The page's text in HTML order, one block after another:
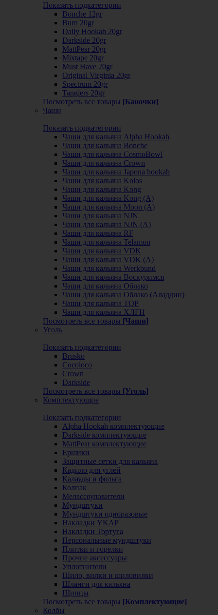
Показать подкатегории
Bonche 12gr
Burn 20gr
Daily Hookah 20gr
Darkside 20gr
MattPear 20gr
Mixtape 20gr
Must Have 20gr
Original Virginia 20gr
Spectrum 20gr
Tangiers 20gr
Посмотреть все товары [Баночки]
Чаши
Показать подкатегории
Чаши для кальяна Alpha Hookah
Чаши для кальяна Bonche
Чаши для кальяна CosmoBowl
Чаши для кальяна Crown
Чаши для кальяна Japona hookah
Чаши для кальяна Kolos
Чаши для кальяна Kong
Чаши для кальяна Kong (A)
Чаши для кальяна Moon (А)
Чаши для кальяна NJN
Чаши для кальяна NJN (А)
Чаши для кальяна RF
Чаши для кальяна Telamon
Чаши для кальяна VDK
Чаши для кальяна VDK (А)
Чаши для кальяна Werkbund
Чаши для кальяна Воскуримся
Чаши для кальяна Облако
Чаши для кальяна Облако (Аладдин)
Чаши для кальяна ТОР
Чаши для кальяна ХЛГН
Посмотреть все товары [Чаши]
Уголь
Показать подкатегории
Brusko
Cocoloco
Crown
Darkside
Посмотреть все товары [Уголь]
Комплектующие
Показать подкатегории
Alpha Hookah комплектующие
Darkside комплектующие
MattPear комплектующие
Ершики
Защитные сетки для кальяна
Кадило для углей
Калауды и фольга
Колпак
Мелассоуловители
Мундштуки
Мундштуки одноразовые
Накладки YKAP
Накладки Тортуга
Персональные мундштуки
Плитки и горелки
Прочие аксессуары
Уплотнители
Шило, вилки и шиловилки
Шланги для кальяна
Щипцы
Посмотреть все товары [Комплектующие]
Колбы